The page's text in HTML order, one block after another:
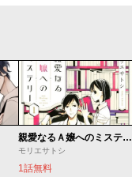
親愛なるＡ嬢へのミステリー
モリエサトシ
1話無料